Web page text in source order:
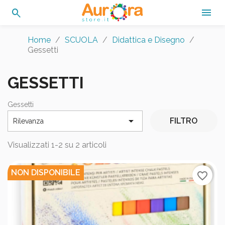
search 
Home SCUOLA
Didattica e Disegno
Gessetti
GESSETTI
Gessetti
Rilevanza  FILTRO
Visualizzati 1-2 su 2 articoli
NON DISPONIBILE favorite_border